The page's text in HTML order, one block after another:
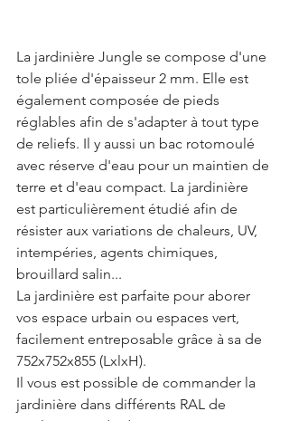
La jardinière Jungle se compose d'une
tole pliée d'épaisseur 2 mm. Elle est
également composée de pieds
réglables afin de s'adapter à tout type
de reliefs. Il y aussi un bac rotomoulé
avec réserve d'eau pour un maintien de
terre et d'eau compact. La jardinière
est particulièrement étudié afin de
résister aux variations de chaleurs, UV,
intempéries, agents chimiques,
brouillard salin...
La jardinière est parfaite pour aborer
vos espace urbain ou espaces vert,
facilement entreposable grâce à sa de
752x752x855 (LxlxH).
Il vous est possible de commander la
jardinière dans différents RAL de